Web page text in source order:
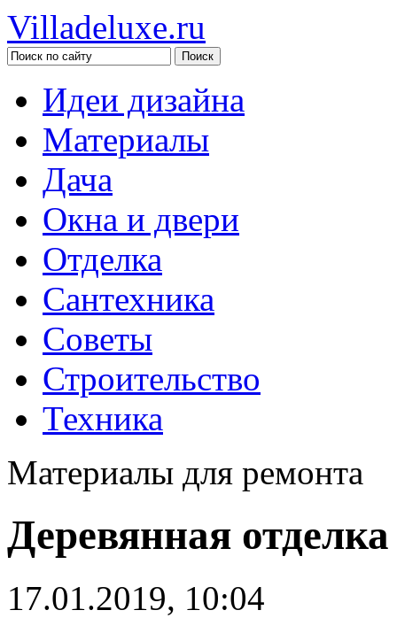
Villadeluxe.ru
Идеи дизайна
Материалы
Дача
Окна и двери
Отделка
Сантехника
Советы
Строительство
Техника
Материалы для ремонта
Деревянная
17.01.2019, 10:04